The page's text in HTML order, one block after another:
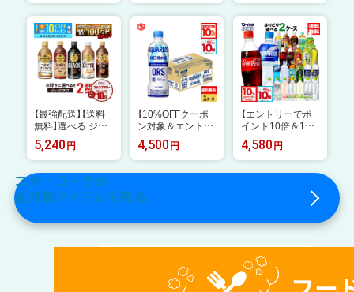
【最強配送】【送料
無料】選べる ジョ
ージアペット コー
ヒー 2ケースセッ
トコカ コーラ ジ
ョージア ボトル
コーヒー よりどり
珈琲
5,240 円
【10%OFFクーポ
ン対象＆エントリ
ーでポイント10倍
8/11 01:59まで】
コカ・コーラ アク
エリアス 経口補水
ットボトル 24本
4,500 円
【エントリーでポ
イント10倍＆10%
OFFクーポン対象
8/18 23:59まで】
コカコーラ 選べる
よりどり コカコー
エリアス やかんの
麦茶 爽健美茶 ア
イシー・スパーク
540ml 500ml 525
ml 600ml 650ml
ペットボトル 24
本入り×2ケース
【送料無料】
4,580 円
コカ・コーラの
全対象アイテムを見る